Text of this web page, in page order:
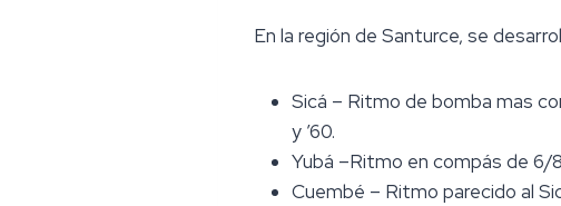
En la región de Santurce, se
Sicá – Ritmo de bomba mas
y ’60.
Yubá –Ritmo en compás de 6/
Cuembé – Ritmo parecido al